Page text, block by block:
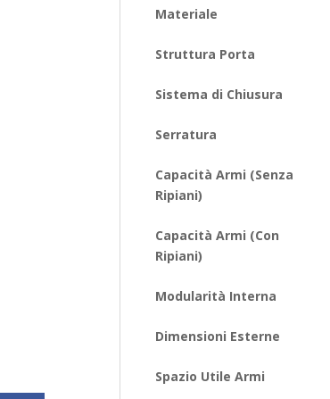
Materiale
Struttura Porta
Sistema di Chiusura
Serratura
Capacità Armi (Senza
Ripiani)
Capacità Armi (Con
Ripiani)
Modularità Interna
Dimensioni Esterne
Spazio Utile Armi